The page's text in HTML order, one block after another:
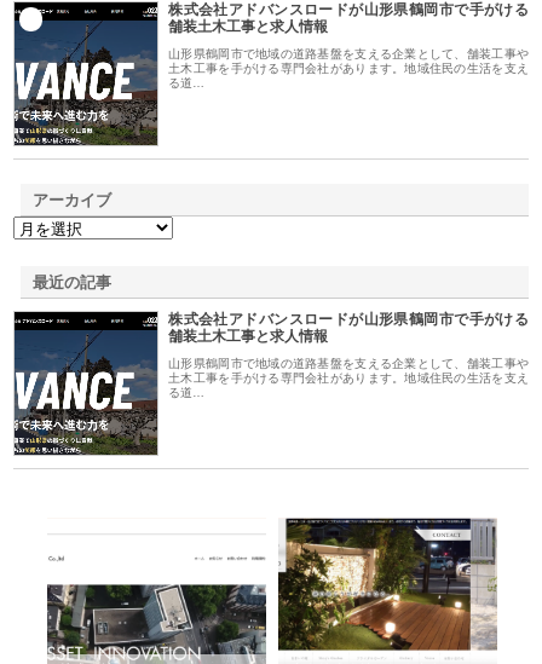
株式会社アドバンスロードが山形県鶴岡市で手がける
舗装土木工事と求人情報
山形県鶴岡市で地域の道路基盤を支える企業として、舗装工事や
土木工事を手がける専門会社があります。地域住民の生活を支え
る道…
アーカイブ
最近の記事
株式会社アドバンスロードが山形県鶴岡市で手がける
舗装土木工事と求人情報
山形県鶴岡市で地域の道路基盤を支える企業として、舗装工事や
土木工事を手がける専門会社があります。地域住民の生活を支え
る道…